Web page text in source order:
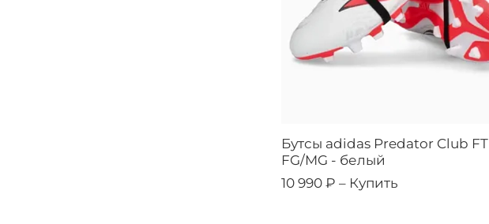
Бутсы adidas Predator Club FT
FG/MG - белый
10 990 ₽ – Купить